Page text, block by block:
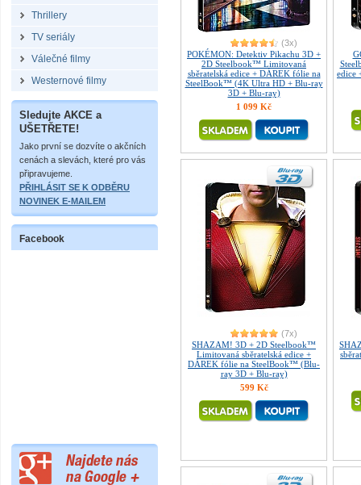
Thrillery
TV seriály
Válečné filmy
Westernové filmy
Sledujte AKCE a
UŠETŘETE!
Jako první se dozvíte o akčních
cenách a slevách, které pro vás
připravujeme.
PŘIHLÁSIT SE K ODBĚRU
NOVINEK E-MAILEM
Facebook
(3x)
POKÉMON: Detektiv Pikachu 3D +
2D Steelbook™ Limitovaná
sběratelská edice + DÁREK fólie na
SteelBook™ (4K Ultra HD + Blu-ray
3D + Blu-ray)
1 099 Kč
edice
(7x)
SHAZAM! 3D + 2D Steelbook™
Limitovaná sběratelská edice +
DÁREK fólie na SteelBook™ (Blu-
ray 3D + Blu-ray)
599 Kč